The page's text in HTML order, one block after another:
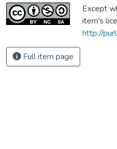
Except
item's
http://
Full item page